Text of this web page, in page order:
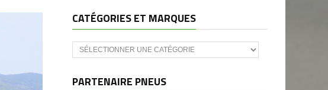
CATÉGORIES ET MARQUES
Catégories
et
PARTENAIRE PNEUS